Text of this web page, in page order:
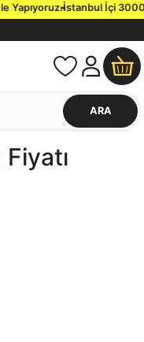
Yapıyoruz.İstanbul İçi 3000
ARA